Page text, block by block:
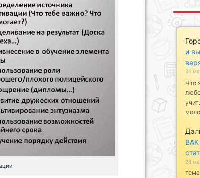
и
31
Что
28